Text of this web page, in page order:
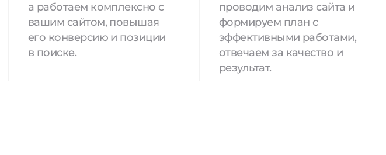
а работаем комплексно с
вашим сайтом, повышая
его конверсию и позиции
в поиске.
проводим анализ сайта и
формируем план с
эффективными работами,
отвечаем за качество и
результат.